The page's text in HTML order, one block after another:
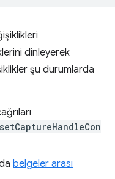
dinleyerek
şu durumlarda
belgeler arası